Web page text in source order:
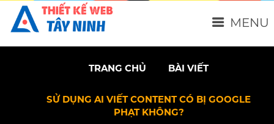
TRANG CHỦ BÀI VIẾT
SỬ DỤNG AI VIẾT CONTENT CÓ BỊ GOOGLE
PHẠT KHÔNG?
MENU